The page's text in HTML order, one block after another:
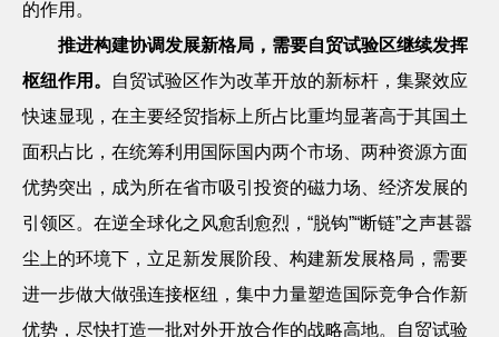
的作用。
推进构建协调发展新格局，需要自贸试验区继续发挥
枢纽作用。
自贸试验区作为改革开放的新标杆，集聚效应
快速显现，在主要经贸指标上所占比重均显著高于其国土
面积占比，在统筹利用国际国内两个市场、两种资源方面
优势突出，成为所在省市吸引投资的磁力场、经济发展的
引领区。在逆全球化之风愈刮愈烈， “脱钩”“断链”之声甚嚣
尘上的环境下，立足新发展阶段、构建新发展格局，需要
进一步做大做强连接枢纽，集中力量塑造国际竞争合作新
优势，尽快打造一批对外开放合作的战略高地。自贸试验